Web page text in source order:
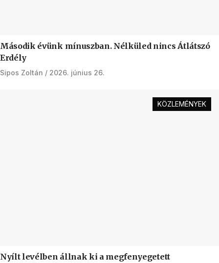
Második évünk mínuszban. Nélküled nincs Átlátszó
Erdély
Sipos Zoltán 2026. június 26.
KÖZLEMÉNYEK
Nyílt levélben állnak ki a megfenyegetett